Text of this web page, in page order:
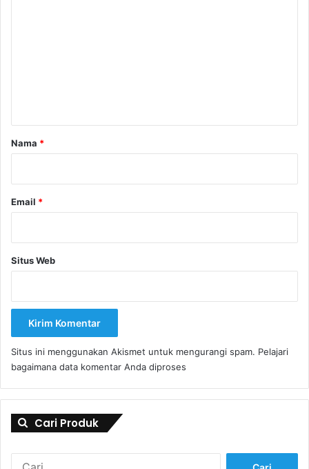
rNama *
Email *
Situs Web
Situs ini menggunakan Akismet untuk mengurangi spam. Pelajari
bagaimana data komentar Anda diproses
Cari Produk